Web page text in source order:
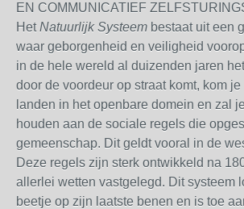
EN COMMUNICATIEF
HetNatuurlijk Systeem bestaat uit een
waar geborgenheid en veiligheid
in de hele wereld al duizenden jaren
door de voordeur op straat komt, kom
landen in het openbare domein en zal
houden aan de sociale regels die
gemeenschap. Dit geldt vooral in de
Deze regels zijn sterk ontwikkeld na
allerlei wetten vastgelegd. Dit systeem
beetje op zijn laatste benen en is toe